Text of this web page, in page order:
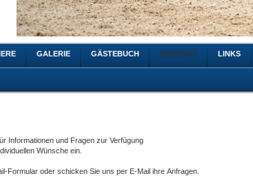
GALERIE GÄSTEBUCH KONTAKT LINKS
Informationen und Fragen zur Verfügung
Wünsche ein.
Formular oder schicken Sie uns per E-Mail ihre Anfragen.